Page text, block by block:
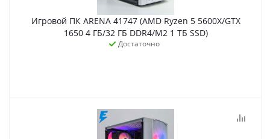
Игровой ПК ARENA 41747 (AMD Ryzen 5 5600X/GTX
1650 4 ГБ/32 ГБ DDR4/M2 1 ТБ SSD)
Достаточно